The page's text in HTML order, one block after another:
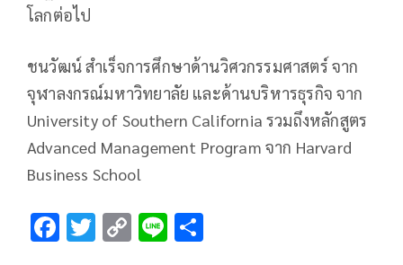
โลกต่อไป
ชนวัฒน์ สำเร็จการศึกษาด้านวิศวกรรมศาสตร์ จาก
จุฬาลงกรณ์มหาวิทยาลัย และด้านบริหารธุรกิจ จาก
University of Southern California รวมถึงหลักสูตร
Advanced Management Program จาก Harvard
Business School
F T C Li